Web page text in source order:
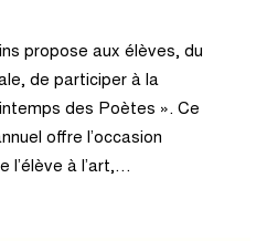
propose aux élèves, du
de participer à la
des Poètes ». Ce
offre l’occasion
l’élève à l’art,…